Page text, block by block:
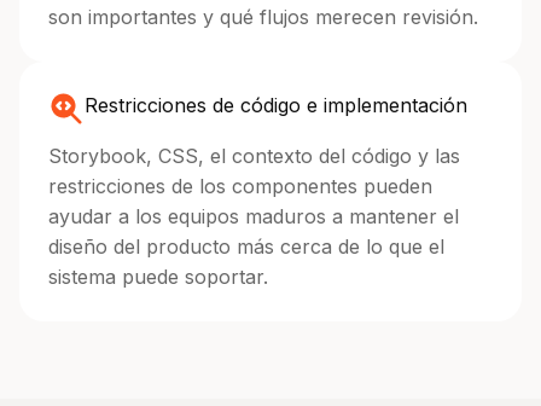
son importantes y qué flujos merecen revisión.
Restricciones de código e implementación
Storybook, CSS, el contexto del código y las
restricciones de los componentes pueden
ayudar a los equipos maduros a mantener el
diseño del producto más cerca de lo que el
sistema puede soportar.